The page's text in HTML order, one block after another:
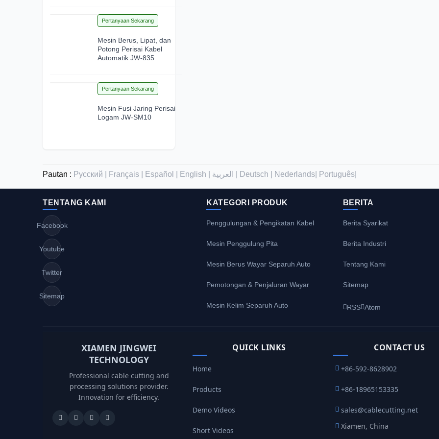
Pertanyaan Sekarang
Mesin Berus, Lipat, dan
Potong Perisai Kabel
Automatik JW-835
Pertanyaan Sekarang
Mesin Fusi Jaring Perisai
Logam JW-SM10
Pautan : Русский | Français | Español | English | Deutsch | Nederlands| Português|
TENTANG KAMI
Facebook
Youtube
Twitter
Sitemap
KATEGORI PRODUK
Penggulungan & Pengikatan Kabel
Mesin Penggulung Pita
Mesin Berus Wayar Separuh Auto
Pemotongan & Penjaluran Wayar
Mesin Kelim Separuh Auto
BERITA
Berita Syarikat
Berita Industri
Tentang Kami
Sitemap
RSS Atom
XIAMEN JINGWEI
TECHNOLOGY
Professional cable cutting and
processing solutions provider.
Innovation for efficiency.
QUICK LINKS
Home
Products
Demo Videos
Short Videos
CONTACT US
+86-592-8628902
+86-18965153335
sales@cablecutting.net
Xiamen, China